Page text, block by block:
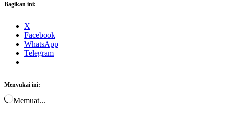
Bagikan ini:
X
Facebook
WhatsApp
Telegram
Menyukai ini:
Memuat...